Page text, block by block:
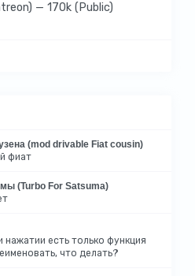
— 170k (Public)
(mod drivable Fiat cousin)
фиат
(Turbo For Satsuma)
есть только функция
что делать?